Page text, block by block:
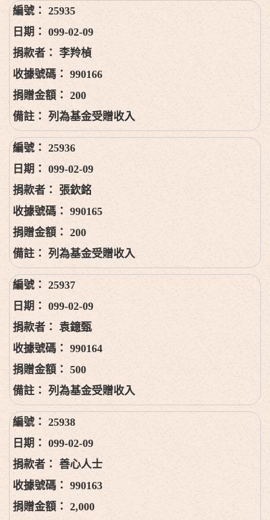
25935
099-02-09
李羚楨
990166
200
列為基金受贈收入
25936
099-02-09
張欽銘
990165
200
列為基金受贈收入
25937
099-02-09
袁鐿甄
990164
500
列為基金受贈收入
25938
099-02-09
善心人士
990163
2,000